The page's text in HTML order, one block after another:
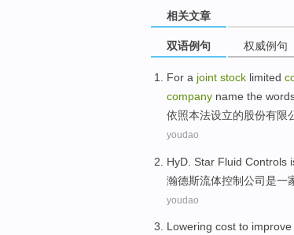
相关文章
双语例句 权威例句
For a joint stock limited
company name the
依照本法设立的股份有限
youdao
HyD. Star Fluid Controls
瀚德斯流体控制公司是一
youdao
Lowering cost to improve